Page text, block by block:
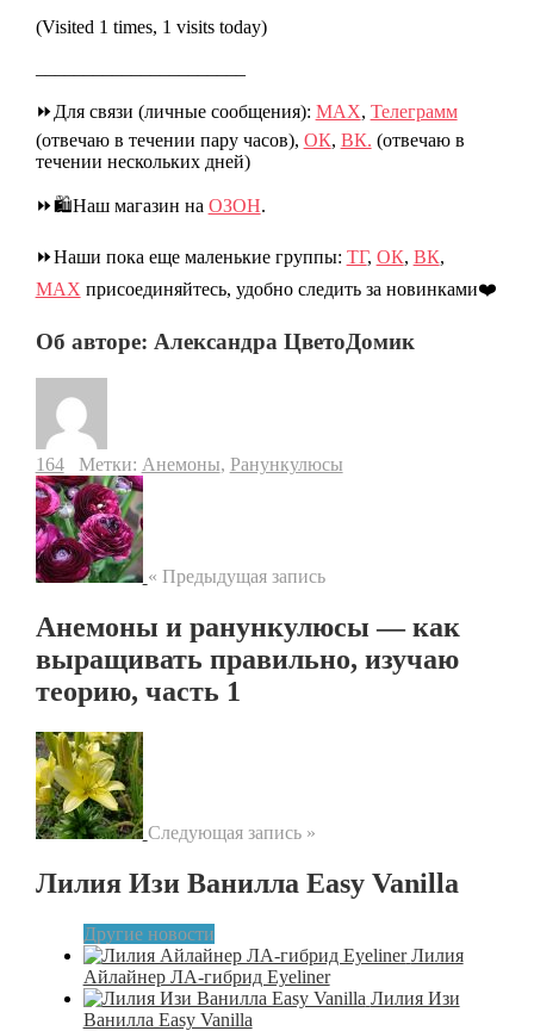
(Visited 1 times, 1 visits today)
⏩Для связи (личные сообщения): МАХ, Телеграмм
(отвечаю в течении пару часов), ОК, ВК. (отвечаю в
течении нескольких дней)
⏩🛍️Наш магазин на ОЗОН.
⏩Наши пока еще маленькие группы: ТГ, ОК, ВК,
МАХ присоединяйтесь, удобно следить за новинками❤️
Об авторе: Александра ЦветоДомик
164 Метки: Анемоны, Ранункулюсы
« Предыдущая запись
Анемоны и ранункулюсы — как
выращивать правильно, изучаю
теорию, часть 1
Следующая запись »
Лилия Изи Ванилла Easy Vanilla
Другие новости
Лилия
Айлайнер ЛА-гибрид Eyeliner
Лилия Изи
Ванилла Easy Vanilla